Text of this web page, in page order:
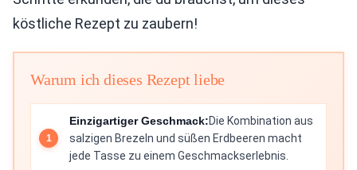
köstliche Rezept zu zaubern!
Warum ich dieses Rezept liebe
Einzigartiger Geschmack:Die Kombination aus
salzigen Brezeln und süßen Erdbeeren macht
jede Tasse zu einem Geschmackserlebnis.